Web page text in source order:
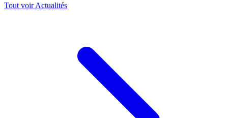
Tout voir Actualités